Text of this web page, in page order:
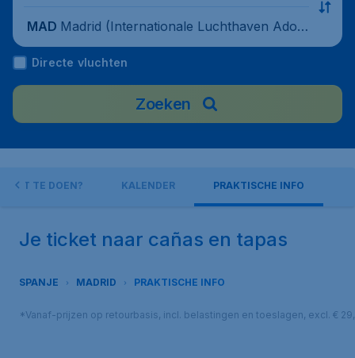
MAD Madrid (Internationale Luchthaven Adolf
o Suárez Madrid-Barajas), Spanje
Directe vluchten
Zoeken
WAT TE DOEN? KALENDER PRAKTISCHE INFO
Je ticket naar cañas en tapas
SPANJE MADRID PRAKTISCHE INFO
*Vanaf-prijzen op retourbasis, incl. belastingen en toeslagen, excl. €